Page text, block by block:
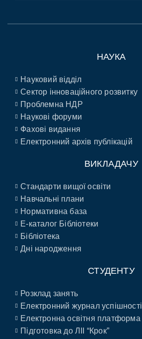
НАУКА
Науковий відділ
Сектор інноваційного розвитку
Проблемна НДР
Наукові форуми
Фахові видання
Електронний архів публікацій
ВИКЛАДАЧУ
Стандарти вищої освіти
Навчальні плани
Нормативна база
E-каталог Бібліотеки
Бібліотека
Дні народження
СТУДЕНТУ
Розклад занять
Електронний журнал успішності
Електронна освітня платформа
Підготовка до ЛІІ “Крок”